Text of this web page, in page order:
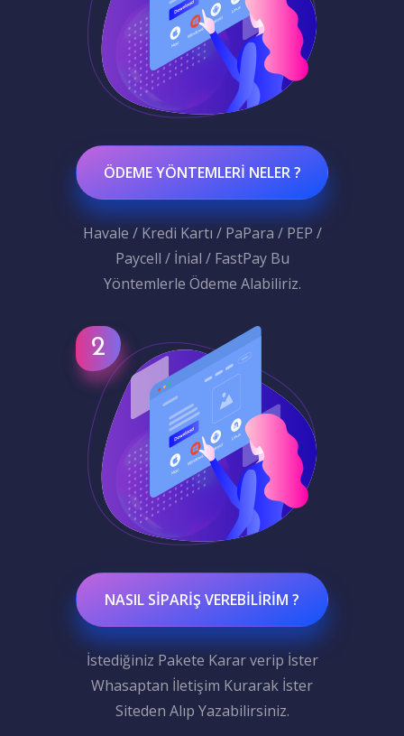
ÖDEME YÖNTEMLERI NELER ?
Havale / Kredi Kartı / PaPara / PEP /
Paycell / İnial / FastPay Bu
Yöntemlerle Ödeme Alabiliriz.
NASIL SIPARIŞ VEREBILIRIM ?
İstediğiniz Pakete Karar verip İster
Whasaptan İletişim Kurarak İster
Siteden Alıp Yazabilirsiniz.